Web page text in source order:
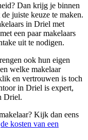
Dan krijg je binnen
juiste keuze te maken.
in Driel met
een paar makelaars
uit te nodigen.
ook hun eigen
welke makelaar
en vertrouwen is toch
in Driel is expert,
Driel.
Kijk dan eens
de kosten van een